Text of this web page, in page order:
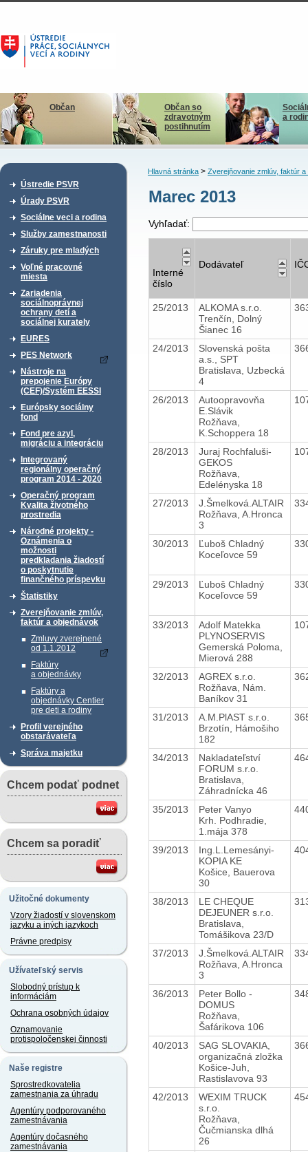
Občan
Občan so
zdravotným
postihnutím
a
Ústredie PSVR
Úrady PSVR
Sociálne veci a rodina
Služby zamestnanosti
Záruky pre mladých
Voľné pracovné
miesta
Zariadenia
sociálnoprávnej
ochrany detí a
sociálnej kurately
EURES
PES Network
Nástroje na
prepojenie Európy
(CEF)/Systém EESSI
Európsky sociálny
fond
Fond pre azyl,
migráciu a integráciu
Integrovaný
regionálny operačný
program 2014 - 2020
Operačný program
Kvalita životného
prostredia
Národné projekty -
Oznámenia o
možnosti
predkladania žiadostí
o poskytnutie
finančného príspevku
Štatistiky
Zverejňovanie zmlúv,
faktúr a objednávok
Zmluvy zverejnené
od 1.1.2012
Faktúry
a objednávky
Faktúry a
objednávky Centier
pre deti a rodiny
Profil verejného
obstarávateľa
Správa majetku
Chcem podať podnet
Chcem sa poradiť
Užitočné dokumenty
Vzory žiadostí v slovenskom
jazyku a iných jazykoch
Právne predpisy
Užívateľský servis
Slobodný prístup k
informáciám
Ochrana osobných údajov
Oznamovanie
protispoločenskej činnosti
Naše registre
Sprostredkovatelia
zamestnania za úhradu
Agentúry podporovaného
zamestnávania
Agentúry dočasného
zamestnávania
Hlavná stránka> Zverejňovanie zmlúv, faktúr a
Marec 2013
Vyhľadať:
Interné
číslo
Dodávateľ
25/2013
ALKOMA s.r.o.
Trenčín, Dolný
Šianec 16
24/2013
Slovenská pošta
a.s., SPT
Bratislava, Uzbecká
4
26/2013
Autoopravovňa
E.Slávik
Rožňava,
K.Schoppera 18
28/2013
Juraj Rochfaluši-
GEKOS
Rožňava,
Edelényska 18
27/2013
J.Šmelková.ALTAIR
Rožňava, A.Hronca
3
30/2013
Ľuboš Chladný
Koceľovce 59
29/2013
Ľuboš Chladný
Koceľovce 59
33/2013
Adolf Matekka
PLYNOSERVIS
Gemerská Poloma,
Mierová 288
32/2013
AGREX s.r.o.
Rožňava, Nám.
Baníkov 31
31/2013
A.M.PlAST s.r.o.
Brzotín, Hámošiho
182
34/2013
Nakladateľství
FORUM s.r.o.
Bratislava,
Záhradnícka 46
35/2013
Peter Vanyo
Krh. Podhradie,
1.mája 378
39/2013
Ing.L.Lemesányi-
KOPIA KE
Košice, Bauerova
30
38/2013
LE CHEQUE
DEJEUNER s.r.o.
Bratislava,
Tomášikova 23/D
37/2013
J.Šmelková.ALTAIR
Rožňava, A.Hronca
3
36/2013
Peter Bollo -
DOMUS
Rožňava,
Šafárikova 106
40/2013
SAG SLOVAKIA,
organizačná zložka
Košice-Juh,
Rastislavova 93
42/2013
WEXIM TRUCK
s.r.o.
Rožňava,
Čučmianska dlhá
26